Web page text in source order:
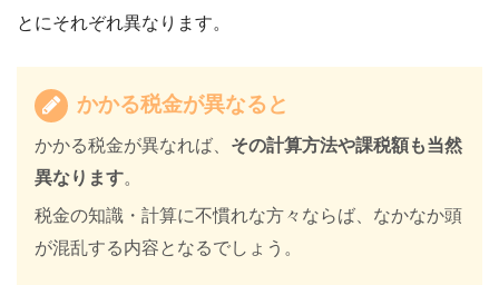
とにそれぞれ異なります。
かかる税金が異なると
かかる税金が異なれば、 その計算方法や課税額も当然
異なります。
税金の知識・計算に不慣れな方々ならば、なかなか頭
が混乱する内容となるでしょう。